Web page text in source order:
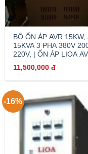
BỘ ỔN ÁP AVR 15KW,
15KVA 3 PHA 380V
220V, | ỔN ÁP LIOA
11,500,000đ
-16%